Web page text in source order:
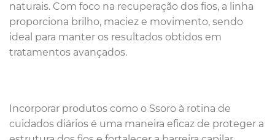
naturais. Com foco na recuperação dos fios, a linha
proporciona brilho, maciez e movimento, sendo
ideal para manter os resultados obtidos em
tratamentos avançados.
Incorporar produtos como o Ssoro à rotina de
cuidados diários é uma maneira eficaz de proteger a